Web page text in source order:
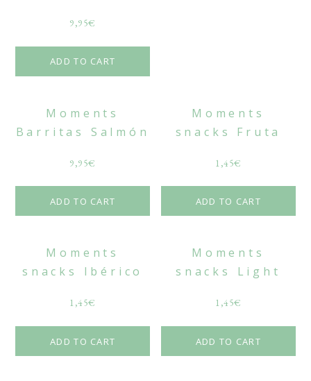
9,95€
ADD TO CART
Moments
Barritas Salmón
9,95€
ADD TO CART
Moments
snacks Fruta
1,45€
ADD TO CART
Moments
snacks Ibérico
1,45€
ADD TO CART
Moments
snacks Light
1,45€
ADD TO CART